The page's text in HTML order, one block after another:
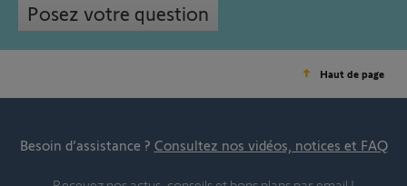
Posez votre question
Haut de page
Besoin d’assistance ? Consultez nos vidéos, notices et FAQ